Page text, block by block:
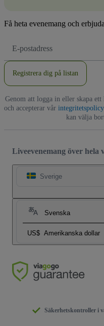
Få heta evenemang och
postadress
Registrera dig på listan
Genom att logga in eller skapa
och accepterar vår integritetspolicy
kan välja
Liveevenemang över hela
Sverige
Svenska
US$ Amerikanska dollar
Säkerhetskontroller i